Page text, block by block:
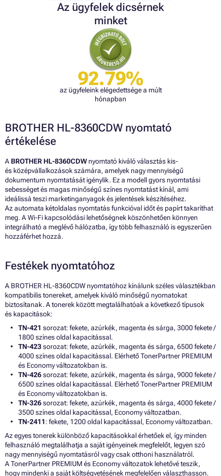
Az ügyfelek dicsérnek
minket
92.79%
az ügyfeleink elégedettsége a múlt
hónapban
BROTHER HL-8360CDW nyomtató
értékelése
A BROTHER HL-8360CDW nyomtató kiváló választás kis-
és középvállalkozások számára, amelyek nagy mennyiségű
dokumentum nyomtatását igénylik. Ez a modell gyors nyomtatási
sebességet és magas minőségű színes nyomtatást kínál, ami
ideálissá teszi marketinganyagok és jelentések készítéséhez.
Az automata kétoldalas nyomtatás funkcióval időt és papírt takaríthat
meg. A Wi-Fi kapcsolódási lehetőségnek köszönhetően könnyen
integrálható a meglévő hálózatba, így több felhasználó is egyszerűen
hozzáférhet hozzá.
Festékek nyomtatóhoz
A BROTHER HL-8360CDW nyomtatóhoz kínálunk széles választékban
kompatibilis tonereket, amelyek kiváló minőségű nyomatokat
biztosítanak. A tonerek között megtalálhatóak a következő típusok
és kapacitások:
TN-421 sorozat: fekete, azúrkék, magenta és sárga, 3000 fekete /
1800 színes oldal kapacitással.
TN-423sorozat: fekete, azúrkék, magenta és sárga, 6500 fekete /
4000 színes oldal kapacitással. Elérhető TonerPartner PREMIUM
és Economy változatokban is.
TN-426sorozat: fekete, azúrkék, magenta és sárga, 9000 fekete /
6500 színes oldal kapacitással. Elérhető TonerPartner PREMIUM
és Economy változatokban is.
TN-326sorozat: fekete, azúrkék, magenta és sárga, 4000 fekete /
3500 színes oldal kapacitással, Economy változatban.
TN-2411: fekete, 1200 oldal kapacitással, Economy változatban.
Az egyes tonerek különböző kapacitásokkal érhetőek el, így minden
felhasználó megtalálhatja a saját igényeinek megfelelőt, legyen szó
nagy mennyiségű nyomtatásról vagy csak otthoni használatról.
A TonerPartner PREMIUM és Economy változatok lehetővé teszik,
hogy mindenki a saját költségvetésének megfelelően választhasson.